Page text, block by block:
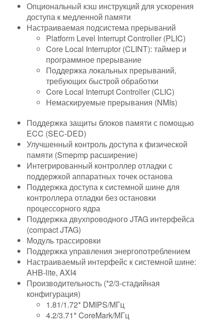
Опциональный кэш инструкций для ускорения
доступа к медленной памяти
Настраиваемая подсистема прерываний
Platform Level Interrupt Controller (PLIC)
Core Local Interruptor (CLINT): таймер и
программное прерывание
Поддержка локальных прерываний,
требующих быстрой обработки
Core Local Interrupt Controller (CLIC)
Немаскируемые прерывания (NMIs)
Поддержка защиты блоков памяти с помощью
ECC (SEC-DED)
Улучшенный контроль доступа к физической
памяти (Smepmp расширение)
Интегрированный контроллер отладки с
поддержкой аппаратных точек останова
Поддержка доступа к системной шине для
контроллера отладки без остановки
процессорного ядра
Поддержка двухпроводного JTAG интерфейса
(compact JTAG)
Модуль трассировки
Поддержка управления энергопотреблением
Настраиваемый интерфейс к системной шине:
AHB-lite, AXI4
Производительность (*2/3-стадийная
конфигурация)
1.81/1.72* DMIPS/МГц
4.2/3.71* CoreMark/МГц